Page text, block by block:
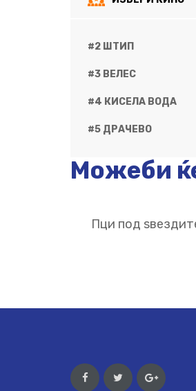
#2 ШТИП
#3 ВЕЛЕС
#4 КИСЕЛА ВОДА
#5 ДРАЧЕВО
Можеби
Пци под